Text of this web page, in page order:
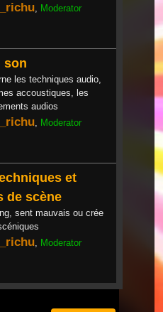
Moderator
son
les techniques audio,
accoustiques, les
audios
Moderator
et
de scène
sent mauvais ou crée
Moderator